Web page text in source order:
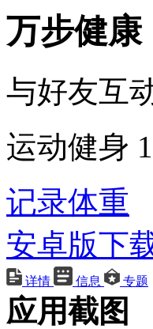
万步健康
与好友互
运动健身
记录体重
安卓版下
详情 信息 专题
应用截图